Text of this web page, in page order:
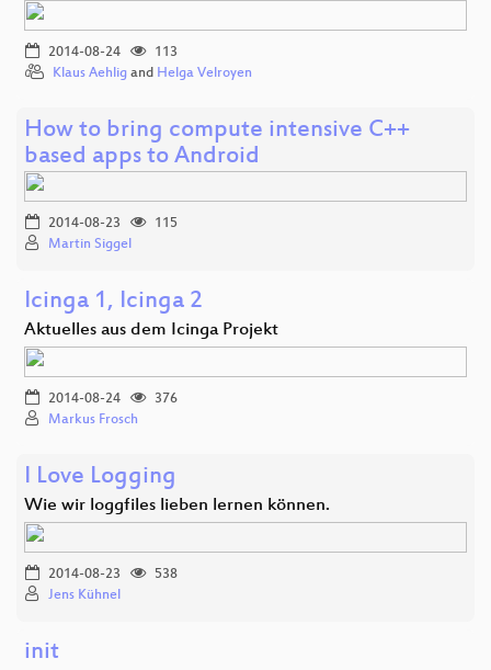
2014-08-24
113
Klaus Aehlig and Helga Velroyen
How to bring compute intensive C++
based apps to Android
2014-08-23
115
Martin Siggel
Icinga 1, Icinga 2
Aktuelles aus dem Icinga Projekt
2014-08-24
376
Markus Frosch
I Love Logging
Wie wir loggfiles lieben lernen können.
2014-08-23
538
Jens Kühnel
init